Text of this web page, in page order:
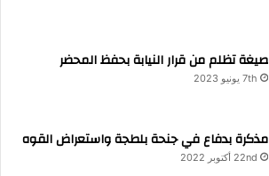
صيغة تظلم من قرار النيابة بحفظ المحضر
7th يونيو 2023
مذكرة بدفاع في جنحة بلطجة واستعراض القوه
22nd أكتوبر 2022